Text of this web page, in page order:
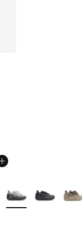
Weitere Farben